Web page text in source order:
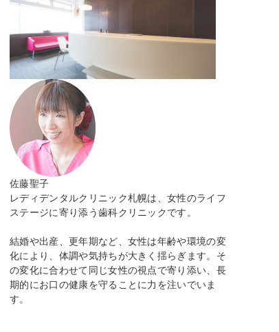
佐藤聖子
レディデンタルクリニック札幌は、女性のライフ
ステージに寄り添う歯科クリニックです。
結婚や出産、更年期など、女性は年齢や環境の変
化により、体調や気持ちが大きく揺らぎます。そ
の変化に合わせて同じ女性の視点で寄り添い、長
期的にお口の健康を守ることに力を注いでいま
す。